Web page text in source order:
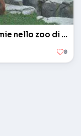
Scimmie nello zoo di San Diego
0